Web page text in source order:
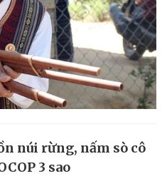
núi rừng, nấm sò cô
3 sao